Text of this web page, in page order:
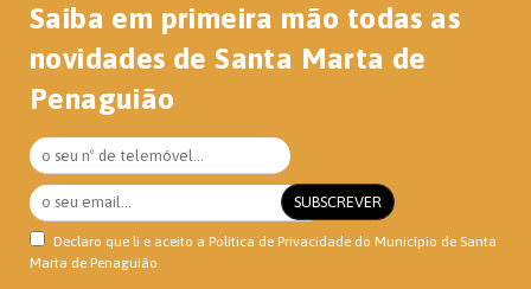
Saiba em primeira mão todas as
novidades de Santa Marta de
Penaguião
Declaro que li e aceito a Política de Privacidade do Município de Santa
Marta de Penaguião